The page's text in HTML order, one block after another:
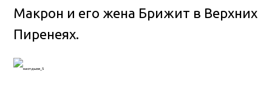
Макрон и его жена Брижит в Верхних
Пиренеях.